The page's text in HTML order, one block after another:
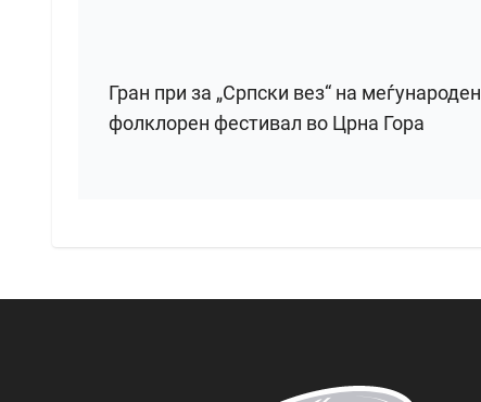
Гран при за „Српски вез“ на меѓународен
фолклорен фестивал во Црна Гора